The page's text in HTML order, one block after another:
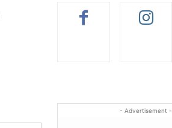
- Advertisement -